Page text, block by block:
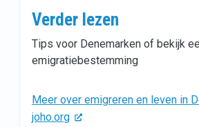
Verder lezen
Tips voor Denemarken of bekijk
emigratiebestemming
Meer over emigreren en leven in
joho.org